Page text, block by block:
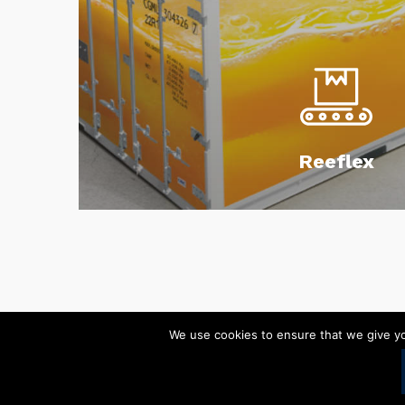
Reeflex
We use cookies to ensure that we give